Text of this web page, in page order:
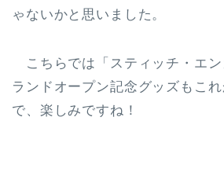
ゃないかと思いました。
こちらでは「スティッチ・エ
ランドオープン記念グッズもこ
で、楽しみですね！